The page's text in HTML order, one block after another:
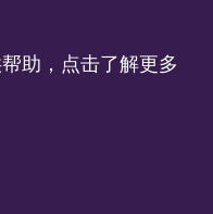
助，点击了解更多